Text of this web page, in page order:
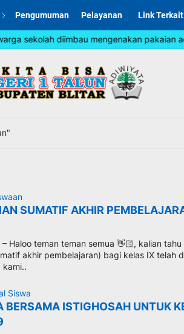
Pengumuman Pelayanan Link Terkait
sekolah diimbau mengenakan pakaian
SUMATIF AKHIR
Haloo teman teman semua 👋🏻, kalian
akhir pembelajaran) bagi kelas IX telah
kami..
Siswa
BERSAMA ISTIGHOSAH UNTUK